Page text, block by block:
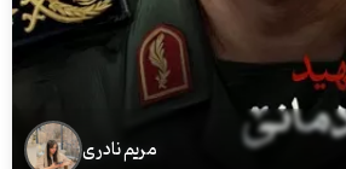
مریم نادری